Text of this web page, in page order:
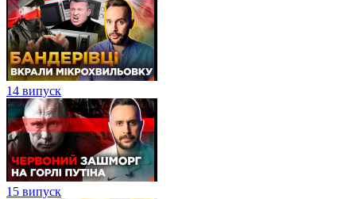
14 випуск
15 випуск